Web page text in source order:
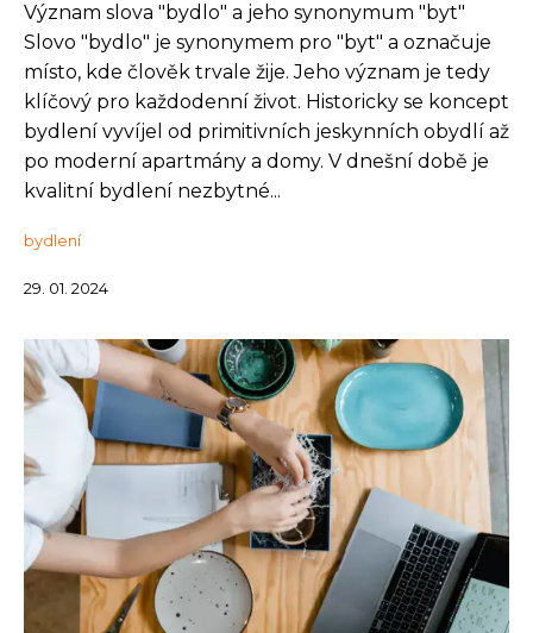
Význam slova "bydlo" a jeho synonymum "byt"
Slovo "bydlo" je synonymem pro "byt" a označuje
místo, kde člověk trvale žije. Jeho význam je tedy
klíčový pro každodenní život. Historicky se koncept
bydlení vyvíjel od primitivních jeskynních obydlí až
po moderní apartmány a domy. V dnešní době je
kvalitní bydlení nezbytné...
bydlení
29. 01. 2024